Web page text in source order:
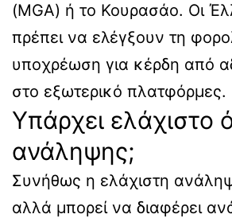
(MGA) ή το Κουρασάο. Οι
πρέπει να ελέγξουν τη
υποχρέωση για κέρδη από
στο εξωτερικό πλατφόρμες.
Υπάρχει ελάχιστο
ανάληψης;
Συνήθως η ελάχιστη
αλλά μπορεί να διαφέρει